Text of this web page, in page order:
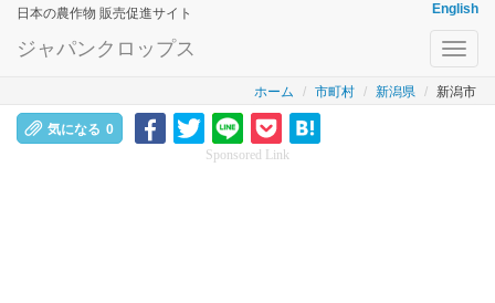
日本の農作物 販売促進サイト English
ジャパンクロップス
ホーム 市町村 新潟県 新潟市
気になる 0
Sponsored Link